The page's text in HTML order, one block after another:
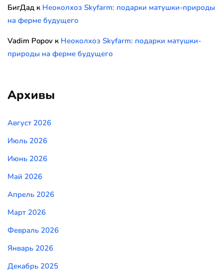
БигДад к Неоколхоз Skyfarm: подарки матушки-природы
на ферме будущего
Vadim Popov к Неоколхоз Skyfarm: подарки матушки-
природы на ферме будущего
Архивы
Август 2026
Июль 2026
Июнь 2026
Май 2026
Апрель 2026
Март 2026
Февраль 2026
Январь 2026
Декабрь 2025